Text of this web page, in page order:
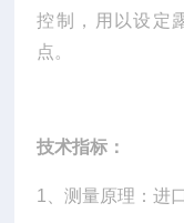
控制，用以设定
点。
技术指标：
1、测量原理：进